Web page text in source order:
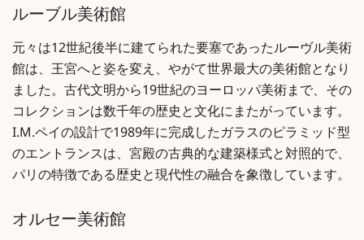
ルーブル美術館
元々は12世紀後半に建てられた要塞であったルーヴル美術
館は、王宮へと姿を変え、やがて世界最大の美術館となり
ました。古代文明から19世紀のヨーロッパ美術まで、その
コレクションは数千年の歴史と文化にまたがっています。
I.M.ペイの設計で1989年に完成したガラスのピラミッド型
のエントランスは、宮殿の古典的な建築様式と対照的で、
パリの特徴である歴史と現代性の融合を象徴しています。
オルセー美術館